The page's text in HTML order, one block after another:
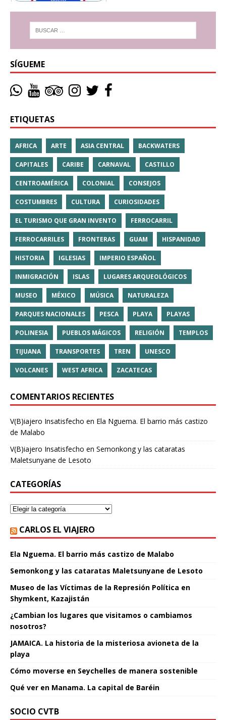
SÍGUEME
ETIQUETAS
AFRICA ARTE ASIA CENTRAL BACKWATERS
CAPITALES CARIBE CARNAVAL CASTILLO
CENTROAMÉRICA COLONIAL CONSEJOS
COSTUMBRES CULTURA CURIOSIDADES
EL TURISMO QUE GRAN INVENTO FERROCARRIL
FERROCARRILES FRONTERAS GUAM HISPANIDAD
HISTORIA IGLESIAS IMPERIO ESPAÑOL
INMIGRACIÓN ISLAS LUGARES ARQUEOLÓGICOS
MUSEO MÉXICO MÚSICA NATURALEZA
PARQUES NACIONALES PESCA PLAYA PLAYAS
POLINESIA PUEBLOS MÁGICOS RELIGIÓN TEMPLOS
TIJUANA TRANSPORTES TREN UNESCO
VOLCANES WEST AFRICA ZACATECAS
COMENTARIOS RECIENTES
V(B)iajero Insatisfecho en Ela Nguema. El barrio más castizo
de Malabo
V(B)iajero Insatisfecho en Semonkong y las cataratas
Maletsunyane de Lesoto
CATEGORÍAS
CARLOS EL VIAJERO
Ela Nguema. El barrio más castizo de Malabo
Semonkong y las cataratas Maletsunyane de Lesoto
Museo de las Víctimas de la Represión Política en
Shymkent, Kazajistán
¿Cambian los lugares que visitamos o cambiamos
nosotros?
JAMAICA. La historia de la misteriosa avioneta de la
playa
Cómo moverse en Seychelles de manera sostenible
Qué ver en Manama. La capital de Baréin
SOCIO CVTB